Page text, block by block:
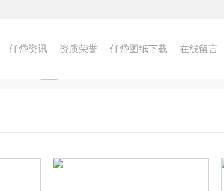
仟岱资讯 资质荣誉 仟岱图纸下载 在线留言